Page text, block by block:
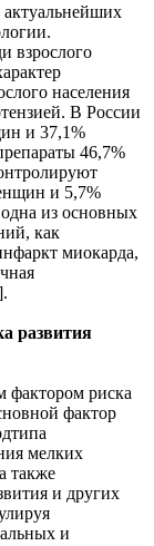
актуальнейших
взрослого
населения
В России
и 37,1%
46,7%
и 5,7%
из основных
как
миокарда,
развития
фактором риска
фактор
мелких
также
и других
и